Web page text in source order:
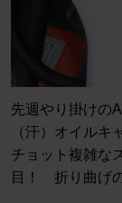
先週やり掛けの
（汗）オイルキ
チョット複雑な
目！ 折り曲げ